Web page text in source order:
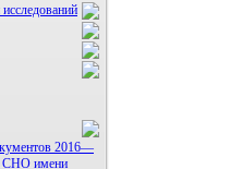
2016—
СНО имени